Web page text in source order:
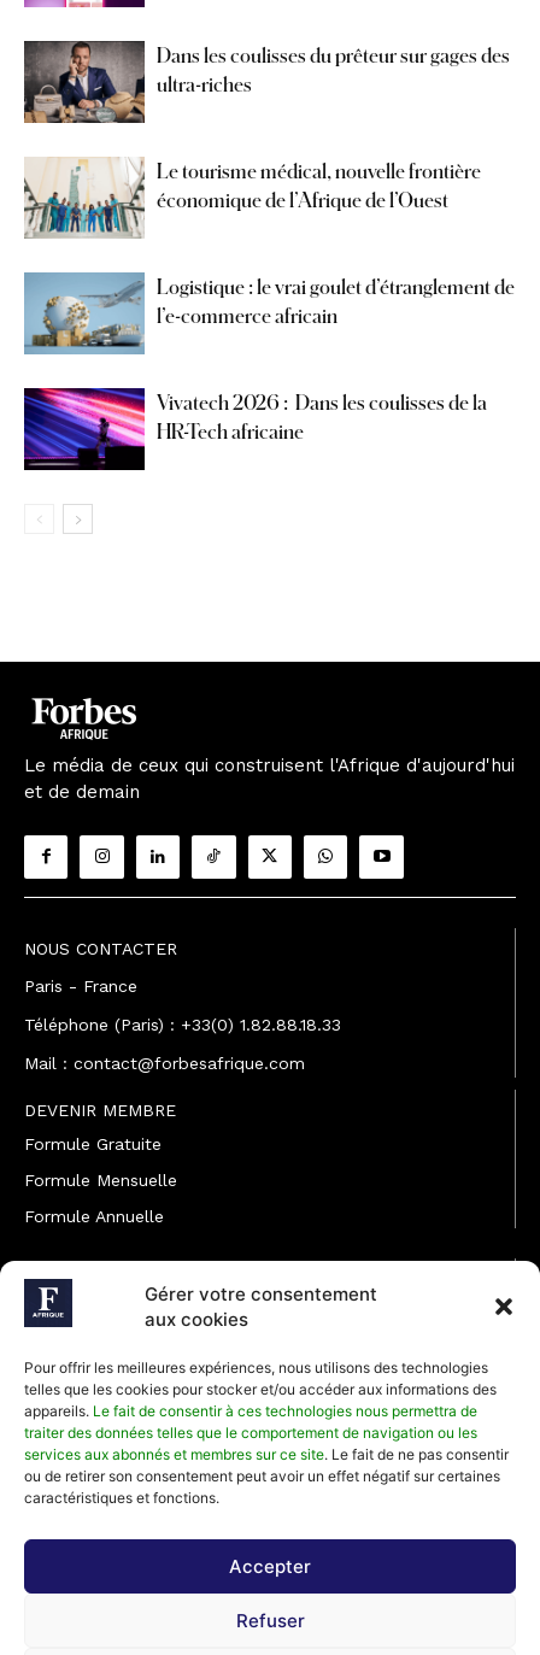
Gérer votre consentement
aux cookies
Pour offrir les meilleures expériences, nous utilisons des technologies
telles que les cookies pour stocker et/ou accéder aux informations des
appareils. Le fait de consentir à ces technologies nous permettra de
traiter des données telles que le comportement de navigation ou les
services aux abonnés et membres sur ce site. Le fait de ne pas consentir
ou de retirer son consentement peut avoir un effet négatif sur certaines
caractéristiques et fonctions.
Accepter
Refuser
Dans les coulisses du prêteur sur gages des
ultra-riches
Le tourisme médical, nouvelle frontière
économique de l’Afrique de l’Ouest
Logistique : le vrai goulet d’étranglement de
l’e-commerce africain
Vivatech 2026 : Dans les coulisses de la
HR-Tech africaine
Le média de ceux qui construisent l'Afrique d'aujourd'hui
et de demain
NOUS CONTACTER
Paris - France
Téléphone (Paris) : +33(0) 1.82.88.18.33
Mail : contact@forbesafrique.com
DEVENIR MEMBRE
Formule Gratuite
Formule Mensuelle
Formule Annuelle
JOINDRE L'ÉQUIPE
Rédaction
Développement commercial
Communiquer avec Forbes Afrique
Média Kit 2026
Abonnez-vous à la newsletter de Forbes Afrique et recevez
régulièrement nos meilleurs articles